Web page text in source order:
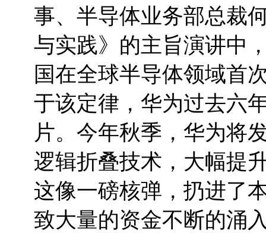
事、半导体业务部总裁
与实践》的主旨演讲中
国在全球半导体领域首
于该定律，华为过去六
片。今年秋季，华为将
逻辑折叠技术，大幅提
这像一磅核弹，扔进了
致大量的资金不断的涌